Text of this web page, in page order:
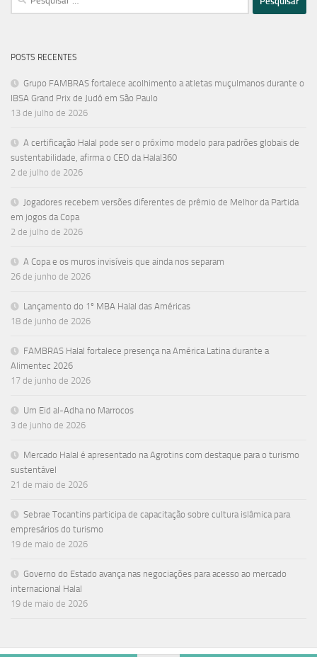
POSTS RECENTES
Grupo FAMBRAS fortalece acolhimento a atletas muçulmanos durante o
IBSA Grand Prix de Judô em São Paulo
13 de julho de 2026
A certificação Halal pode ser o próximo modelo para padrões globais de
sustentabilidade, afirma o CEO da Halal360
2 de julho de 2026
Jogadores recebem versões diferentes de prêmio de Melhor da Partida
em jogos da Copa
2 de julho de 2026
A Copa e os muros invisíveis que ainda nos separam
26 de junho de 2026
Lançamento do 1º MBA Halal das Américas
18 de junho de 2026
FAMBRAS Halal fortalece presença na América Latina durante a
Alimentec 2026
17 de junho de 2026
Um Eid al-Adha no Marrocos
3 de junho de 2026
Mercado Halal é apresentado na Agrotins com destaque para o turismo
sustentável
21 de maio de 2026
Sebrae Tocantins participa de capacitação sobre cultura islâmica para
empresários do turismo
19 de maio de 2026
Governo do Estado avança nas negociações para acesso ao mercado
internacional Halal
19 de maio de 2026